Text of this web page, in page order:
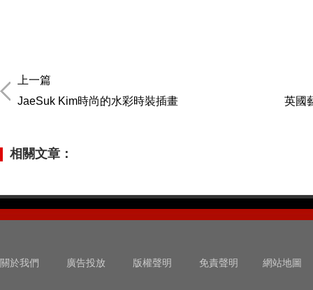
上一篇
JaeSuk Kim時尚的水彩時裝插畫
英國
相關文章：
關於我們 廣告投放 版權聲明 免責聲明 網站地圖